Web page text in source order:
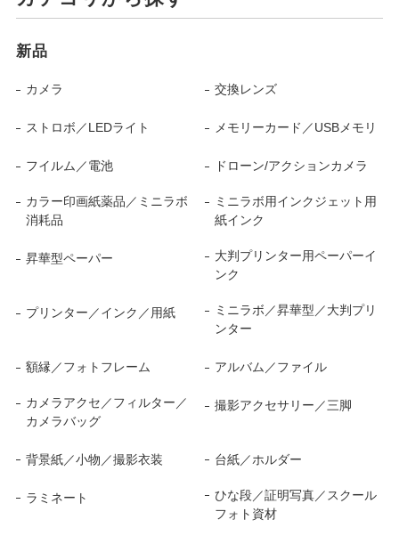
新品
カメラ 交換レンズ
ストロボ／LEDライト メモリーカード／USBメモリ
フイルム／電池 ドローン/アクションカメラ
カラー印画紙薬品／ミニラボ
消耗品
ミニラボ用インクジェット用
紙インク
昇華型ペーパー
大判プリンター用ペーパーイ
ンク
プリンター／インク／用紙
ミニラボ／昇華型／大判プリ
ンター
額縁／フォトフレーム アルバム／ファイル
カメラアクセ／フィルター／
カメラバッグ
撮影アクセサリー／三脚
背景紙／小物／撮影衣装 台紙／ホルダー
ラミネート
ひな段／証明写真／スクール
フォト資材